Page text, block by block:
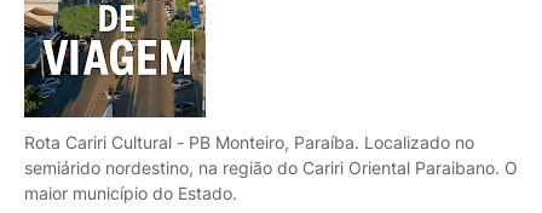
Rota Cariri Cultural - PB Monteiro, Paraíba. Localizado no
semiárido nordestino, na região do Cariri Oriental Paraibano. O
maior município do Estado.